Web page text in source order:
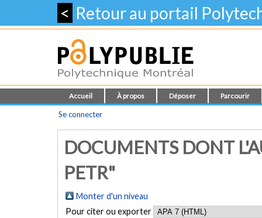
< Retour au portail
Accueil À propos Déposer Parcourir
Se connecter
DOCUMENTS DONT
PETR"
Monter d'un niveau
Pour citer ou exporter